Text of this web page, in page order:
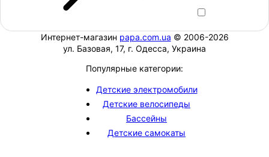
Интернет-магазин papa.com.ua © 2006-2026
ул. Базовая, 17, г. Одесса, Украина
Популярные категории:
Детские электромобили
Детские велосипеды
Бассейны
Детские самокаты